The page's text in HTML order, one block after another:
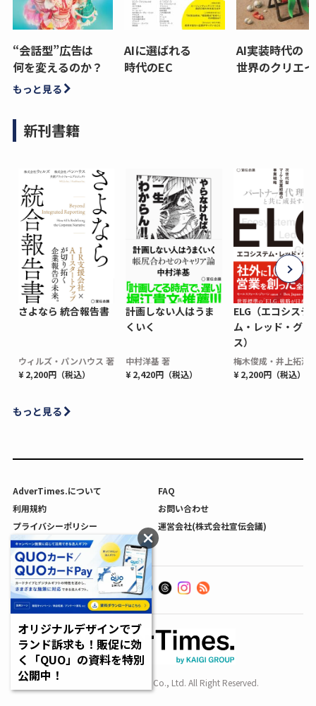
“会話型”広告は
何を変えるのか？
AIに選ばれる
時代のEC
AI実装時代の
世界のクリエ
もっと見る
新刊書籍
さよなら 統合報告書
ウィルズ・パンハウス 著
¥ 2,200円（税込）
計画しない人はうま
くいく
中村洋基 著
¥ 2,420円（税込）
ELG（エコシステ
ム・レッド・グロ
ス）
梅木俊成・井上拓海
¥ 2,200円（税込）
もっと見る
AdverTimes.について
FAQ
利用規約
お問い合わせ
プライバシーポリシー
運営会社(株式会社宣伝会議)
利用者情報の外部送信について
Copyright SENDENKAIGI Co., Ltd. All Right Reserved.
オリジナルデザインでブ
ランド訴求も！販促に効
く「QUO」の資料を特別
公開中！